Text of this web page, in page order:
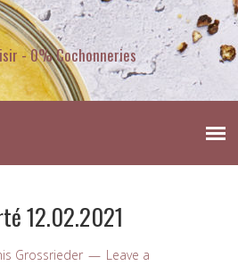
- 0% Cochonneries
12.02.2021
Grossrieder
Leave a